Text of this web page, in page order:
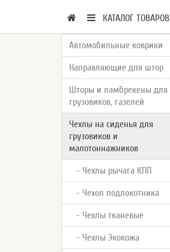
КАТАЛОГ ТОВАРОВ
Автомобильные коврики
Направляющие для штор
Шторы и ламбрекены для
грузовиков, газелей
Чехлы на сиденья для
грузовиков и
малотоннажников
- Чехлы рычага КПП
- Чехол подлокотника
- Чехлы тканевые
- Чехлы Экокожа